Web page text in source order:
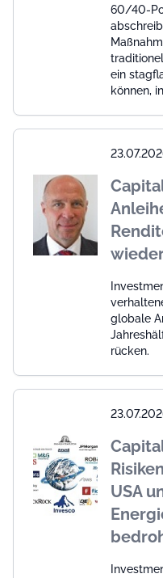
60/40-
ein
können,
globale
rücken.
USA